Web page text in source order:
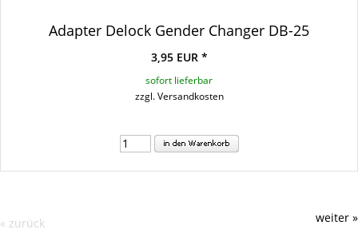
Adapter Delock Gender Changer DB-25
3,95 EUR *
sofort lieferbar
zzgl. Versandkosten
« zurück weiter »